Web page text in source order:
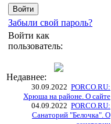
Забыли свой пароль?
Войти как
пользователь:
Недавнее:
30.09.2022 PORCO.RU:
Хрюша на районе. О сайте
04.09.2022 PORCO.RU:
Санаторий "Белочка". О